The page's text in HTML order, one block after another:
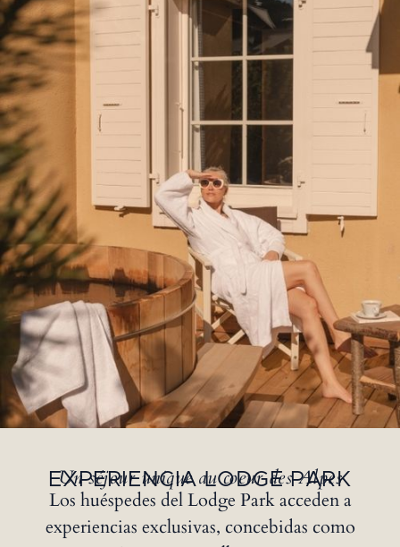
Un séjour unique au coeur des Alpes
EXPERIENCIA LODGE PARK
Los huéspedes del Lodge Park acceden a
experiencias exclusivas, concebidas como